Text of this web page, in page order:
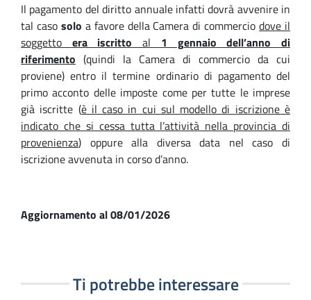
Il pagamento del diritto annuale infatti dovrà avvenire in
tal caso solo a favore della Camera di commerciodove il
soggetto era iscritto al 1 gennaio dell’anno di
riferimento (quindi la Camera di commercio da cui
proviene) entro il termine ordinario di pagamento del
primo acconto delle imposte come per tutte le imprese
già iscritte (è il caso in cui sul modello di iscrizione è
indicato che si cessa tutta l’attività nella provincia di
provenienza) oppure alla diversa data nel caso di
iscrizione avvenuta in corso d’anno.
Aggiornamento al 08/01/2026
Ti potrebbe interessare